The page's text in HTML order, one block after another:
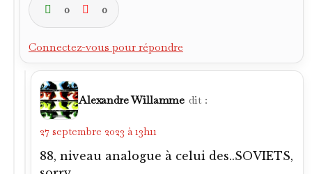
0 0
Connectez-vous pour répondre
Alexandre Willamme dit :
27 septembre 2023 à 13h11
88, niveau analogue à celui des..SOVIETS,